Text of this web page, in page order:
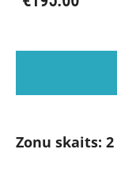
Zonu skaits: 2